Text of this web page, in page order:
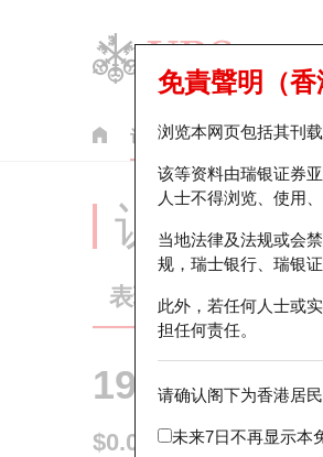
认股证 牛熊证 美股指
免責聲明（香
浏览本网页包括其刊
该等资料由瑞银证券
人士不得浏览、使用
当地法律及法规或会
规，瑞士银行、瑞银
此外，若任何人士或
担任何责任。
请确认阁下为香港居
未来7日不再显示本
认股证分
表现 街货统计
19351 瑞银
$0.054 0.023 (+74.19%)